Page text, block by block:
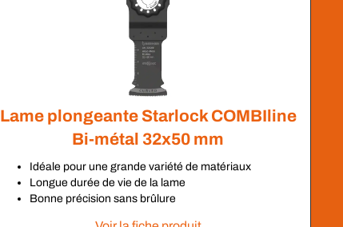
Lame plongeante Starlock COMBIline
Bi-métal 32x50 mm
Idéale pour une grande variété de matériaux
Longue durée de vie de la lame
Bonne précision sans brûlure